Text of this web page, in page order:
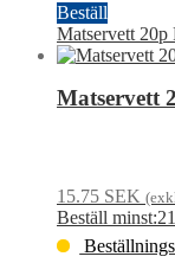
Beställ
Matservett 20p
Matservett
15.75 SEK
Beställ